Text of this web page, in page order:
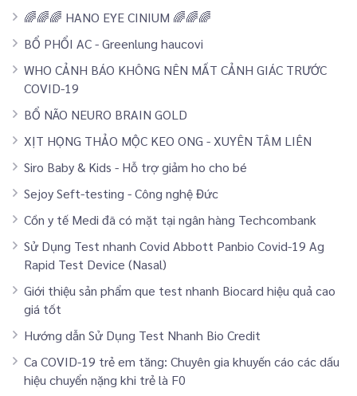
🌈🌈🌈 HANO EYE CINIUM 🌈🌈🌈
BỔ PHỔI AC - Greenlung haucovi
WHO CẢNH BÁO KHÔNG NÊN MẤT CẢNH GIÁC TRƯỚC
COVID-19
BỔ NÃO NEURO BRAIN GOLD
XỊT HỌNG THẢO MỘC KEO ONG - XUYÊN TÂM LIÊN
Siro Baby & Kids - Hỗ trợ giảm ho cho bé
Sejoy Seft-testing - Công nghệ Đức
Cồn y tế Medi đã có mặt tại ngân hàng Techcombank
Sử Dụng Test nhanh Covid Abbott Panbio Covid-19 Ag
Rapid Test Device (Nasal)
Giới thiệu sản phẩm que test nhanh Biocard hiệu quả cao
giá tốt
Hướng dẫn Sử Dụng Test Nhanh Bio Credit
Ca COVID-19 trẻ em tăng: Chuyên gia khuyến cáo các dấu
hiệu chuyển nặng khi trẻ là F0